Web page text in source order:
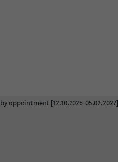
by appointment [12.10.2026-05.02.2027]